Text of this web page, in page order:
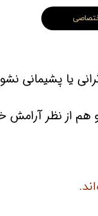
یا پشیمانی
از نظر آرامش